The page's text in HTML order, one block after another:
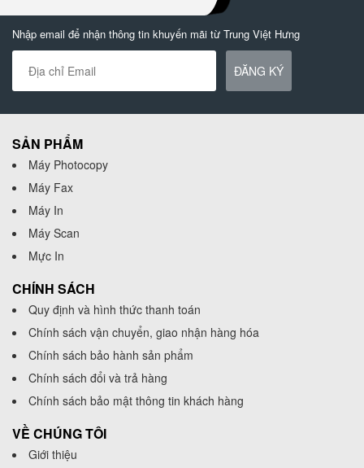
Nhập email để nhận thông tin khuyến mãi từ Trung Việt Hưng
ĐĂNG KÝ
SẢN PHẨM
Máy Photocopy
Máy Fax
Máy In
Máy Scan
Mực In
CHÍNH SÁCH
Quy định và hình thức thanh toán
Chính sách vận chuyển, giao nhận hàng hóa
Chính sách bảo hành sản phẩm
Chính sách đổi và trả hàng
Chính sách bảo mật thông tin khách hàng
VỀ CHÚNG TÔI
Giới thiệu